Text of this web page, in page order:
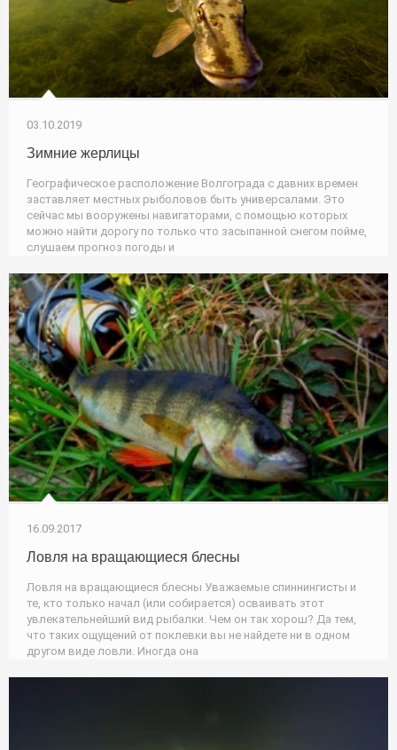
03.10.2019
Зимние жерлицы
Географическое расположение Волгограда с давних времен
заставляет местных рыболовов быть универсалами. Это
сейчас мы вооружены навигаторами, с помощью которых
можно найти дорогу по только что засыпанной снегом пойме,
слушаем прогноз погоды и
16.09.2017
Ловля на вращающиеся блесны
Ловля на вращающиеся блесны Уважаемые спиннингисты и
те, кто только начал (или собирается) осваивать этот
увлекательнейший вид рыбалки. Чем он так хорош? Да тем,
что таких ощущений от поклевки вы не найдете ни в одном
другом виде ловли. Иногда она